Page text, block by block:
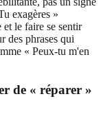
exagères »
le faire se sentir
des phrases qui
« Peux-tu m'en
de « réparer »